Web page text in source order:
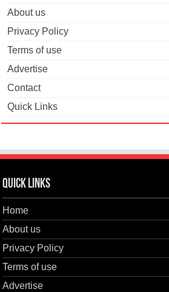
About us
Privacy Policy
Terms of use
Advertise
Contact
Quick Links
Quick Links
Home
About us
Privacy Policy
Terms of use
Advertise